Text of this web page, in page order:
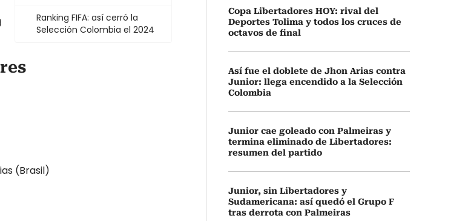
Ranking FIFA: así cerró la
Selección Colombia el 2024
(Brasil)
Copa Libertadores HOY: rival del
Deportes Tolima y todos los cruces de
octavos de final
Así fue el doblete de Jhon Arias contra
Junior: llega encendido a la Selección
Colombia
Junior cae goleado con Palmeiras y
termina eliminado de Libertadores:
resumen del partido
Junior, sin Libertadores y
Sudamericana: así quedó el Grupo F
tras derrota con Palmeiras